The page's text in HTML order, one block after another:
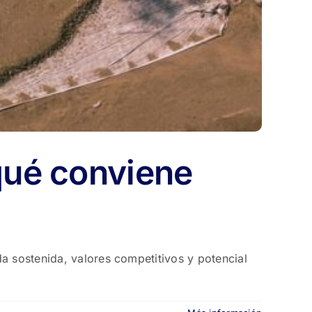
conviene
sostenida, valores competitivos y potencial